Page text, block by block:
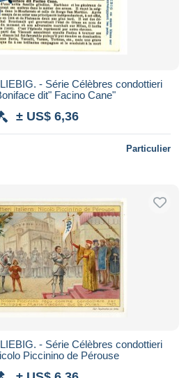
- Série Célèbres condottieri
dit" Facino Cane"
± US$ 6,36
Particulier
- Série Célèbres condottieri
Piccinino de Pérouse